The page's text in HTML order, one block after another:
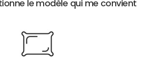
le modèle qui me convient